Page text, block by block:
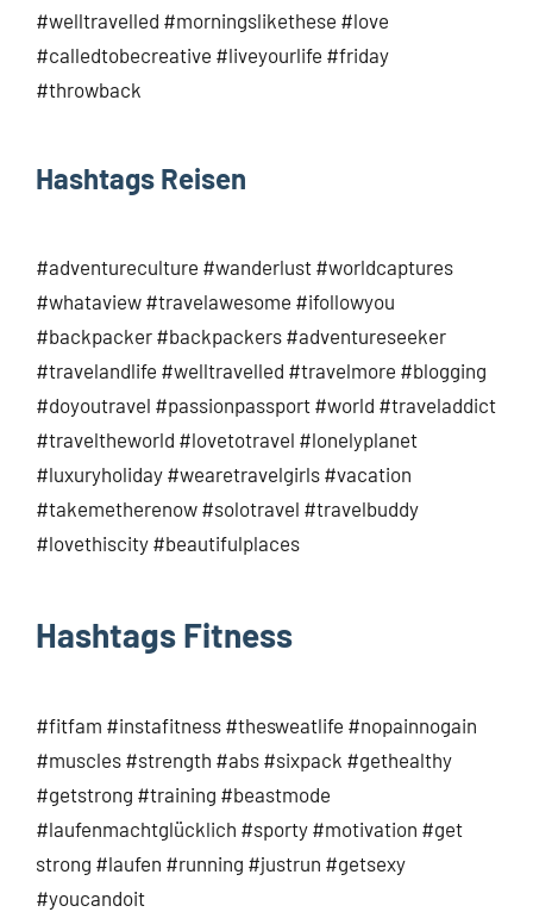
#welltravelled #morningslikethese #love
#calledtobecreative #liveyourlife #friday
#throwback
Hashtags Reisen
#adventureculture #wanderlust #worldcaptures
#whataview #travelawesome #ifollowyou
#backpacker #backpackers #adventureseeker
#travelandlife #welltravelled #travelmore #blogging
#doyoutravel #passionpassport #world #traveladdict
#traveltheworld #lovetotravel #lonelyplanet
#luxuryholiday #wearetravelgirls #vacation
#takemetherenow #solotravel #travelbuddy
#lovethiscity #beautifulplaces
Hashtags Fitness
#fitfam #instafitness #thesweatlife #nopainnogain
#muscles #strength #abs #sixpack #gethealthy
#getstrong #training #beastmode
#laufenmachtglücklich #sporty #motivation #get
strong #laufen #running #justrun #getsexy
#youcandoit